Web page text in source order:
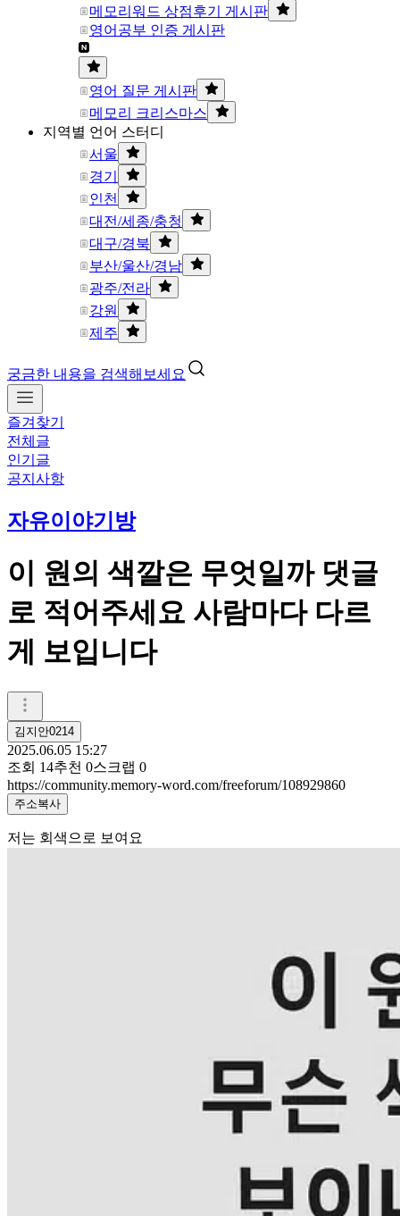
메모리워드 상점후기 게시판
영어공부 인증 게시판
영어 질문 게시판
메모리 크리스마스
지역별 언어 스터디
서울
경기
인천
대전/세종/충청
대구/경북
부산/울산/경남
광주/전라
강원
제주
궁금한 내용을 검색해보세요
즐겨찾기
전체글
인기글
공지사항
자유이야기방
이 원의 색깔은 무엇일까 댓글
로 적어주세요 사람마다 다르
게 보입니다
김지안0214
2025.06.05 15:27
조회 14추천 0스크랩 0
https://community.memory-word.com/freeforum/108929860
주소복사
저는 회색으로 보여요